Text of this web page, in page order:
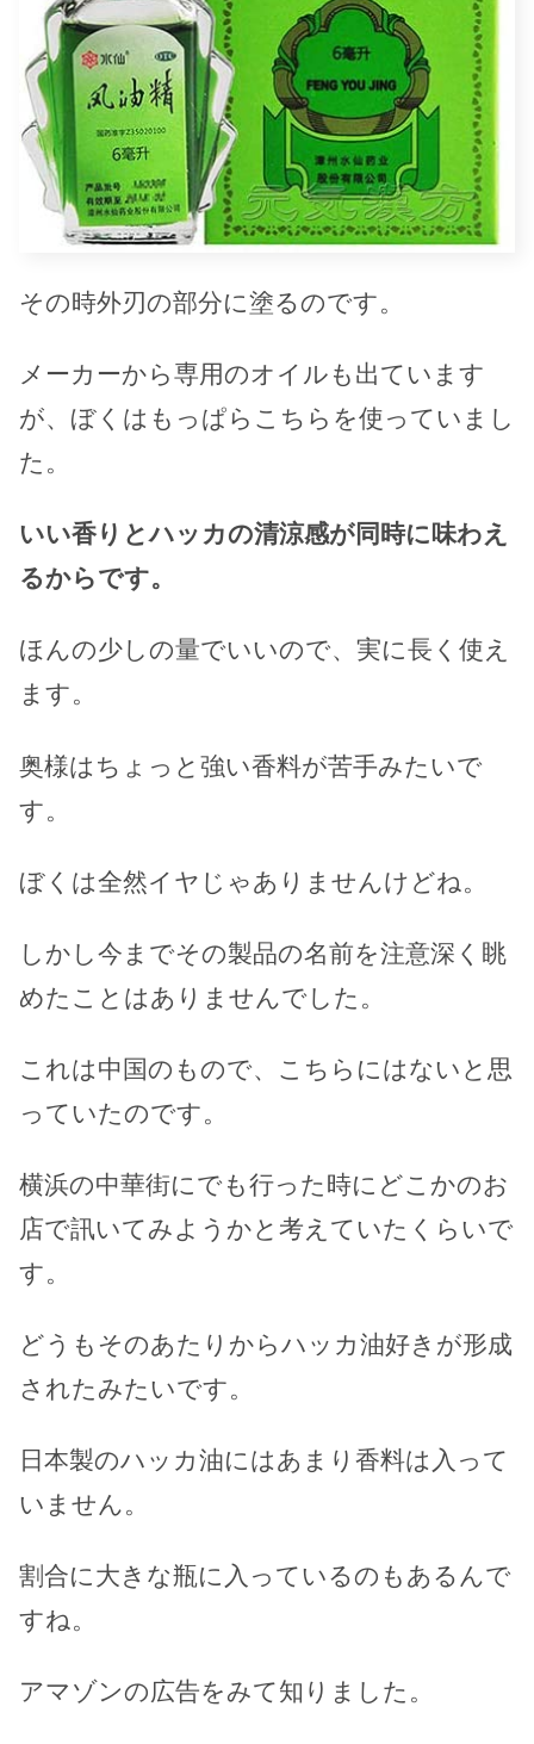
その時外刃の部分に塗るのです。
メーカーから専用のオイルも出ています
が、ぼくはもっぱらこちらを使っていまし
た。
いい香りとハッカの清涼感が同時に味わえ
るからです。
ほんの少しの量でいいので、実に長く使え
ます。
奥様はちょっと強い香料が苦手みたいで
す。
ぼくは全然イヤじゃありませんけどね。
しかし今までその製品の名前を注意深く眺
めたことはありませんでした。
これは中国のもので、こちらにはないと思
っていたのです。
横浜の中華街にでも行った時にどこかのお
店で訊いてみようかと考えていたくらいで
す。
どうもそのあたりからハッカ油好きが形成
されたみたいです。
日本製のハッカ油にはあまり香料は入って
いません。
割合に大きな瓶に入っているのもあるんで
すね。
アマゾンの広告をみて知りました。